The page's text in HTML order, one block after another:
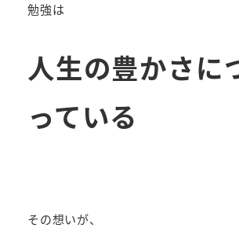
勉強は
人生の豊かさに
っている
その想いが、